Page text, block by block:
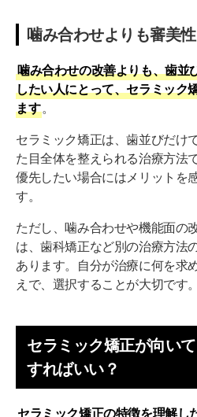
噛み合わせよりも審美
噛み合わせの改善よりも、歯並
したい人にとって、セラミック
ます 。
セラミック矯正は、歯並びだけ
た目全体を整えられる治療方法
優先したい場合にはメリットを
す。
ただし、噛み合わせや機能面の
は、歯科矯正など別の治療方法
あります。自分が治療に何を求
えで、選択することが大切です。
セラミック矯正が向い
すればいい？
セラミック矯正の特徴を理解し